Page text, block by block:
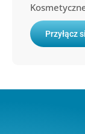
Przyłącz